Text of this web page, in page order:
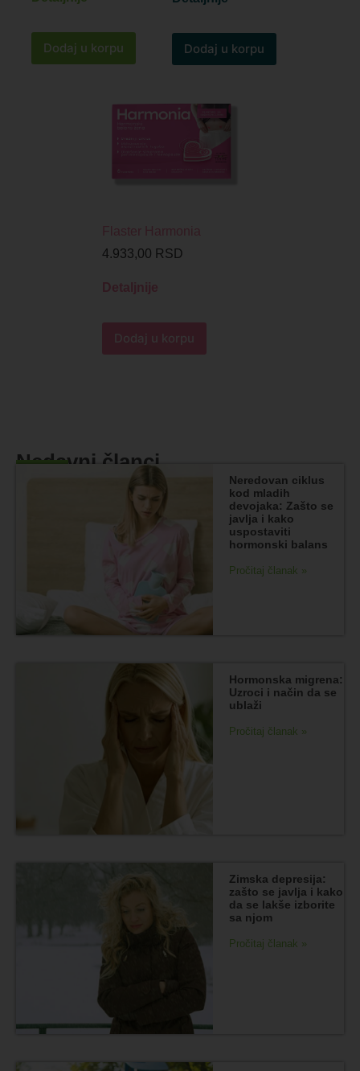
Dodaj u korpu Dodaj u korpu
Flaster Harmonia
4.933,00 RSD
Detaljnije
Dodaj u korpu
Nedavni članci
Neredovan ciklus
kod mladih
devojaka: Zašto se
javlja i kako
uspostaviti
hormonski balans
Pročitaj članak »
Hormonska migrena:
Uzroci i način da se
ublaži
Pročitaj članak »
Zimska depresija:
zašto se javlja i kako
da se lakše izborite
sa njom
Pročitaj članak »